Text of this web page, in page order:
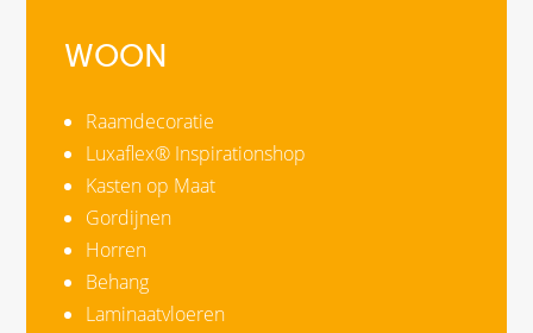
WOON
Raamdecoratie
Luxaflex® Inspirationshop
Kasten op Maat
Gordijnen
Horren
Behang
Laminaatvloeren